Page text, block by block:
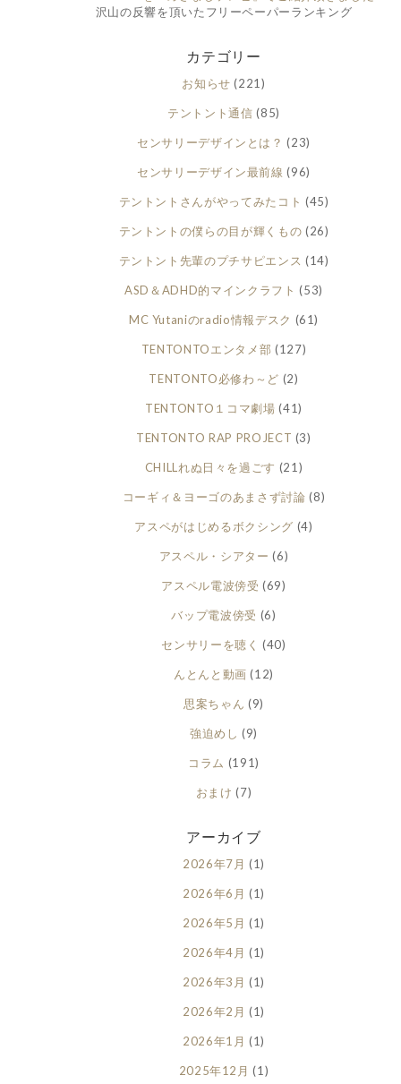
沢山の反響を頂いたフリーペーパーランキング
カテゴリー
お知らせ (221)
テントント通信 (85)
センサリーデザインとは？ (23)
センサリーデザイン最前線 (96)
テントントさんがやってみたコト (45)
テントントの僕らの目が輝くもの (26)
テントント先輩のプチサピエンス (14)
ASD＆ADHD的マインクラフト (53)
MC Yutaniのradio情報デスク (61)
TENTONTOエンタメ部 (127)
TENTONTO必修わ～ど (2)
TENTONTO１コマ劇場 (41)
TENTONTO RAP PROJECT (3)
CHILLれぬ日々を過ごす (21)
コーギィ＆ヨーゴのあまさず討論 (8)
アスペがはじめるボクシング (4)
アスペル・シアター (6)
アスペル電波傍受 (69)
バップ電波傍受 (6)
センサリーを聴く (40)
んとんと動画 (12)
思案ちゃん (9)
強迫めし (9)
コラム (191)
おまけ (7)
アーカイブ
2026年7月 (1)
2026年6月 (1)
2026年5月 (1)
2026年4月 (1)
2026年3月 (1)
2026年2月 (1)
2026年1月 (1)
2025年12月 (1)